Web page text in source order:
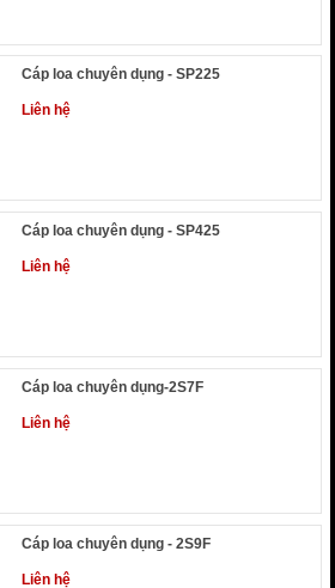
Cáp loa chuyên dụng - SP225
Liên hệ
Cáp loa chuyên dụng - SP425
Liên hệ
Cáp loa chuyên dụng-2S7F
Liên hệ
Cáp loa chuyên dụng - 2S9F
Liên hệ